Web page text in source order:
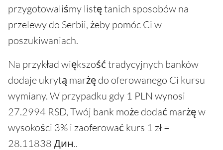
przygotowaliśmy listę tanich sposobów na
przelewy do Serbii, żeby pomóc Ci w
poszukiwaniach.
Na przykład większość tradycyjnych banków
dodaje ukrytą marżę do oferowanego Ci kursu
wymiany. W przypadku gdy 1 PLN wynosi
27.2994 RSD, Twój bank może dodać marżę w
wysokości 3% i zaoferować kurs 1 zł =
28.11838 Дин..